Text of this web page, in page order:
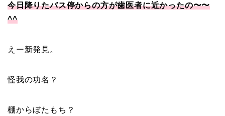
今日降りたバス停からの方が歯医者に近かったの〜〜
^^
えー新発見。
怪我の功名？
棚からぼたもち？